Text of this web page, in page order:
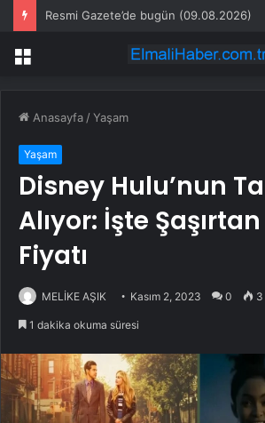
Resmi Gazete’de bugün (09.08.2026)
Menü
Anasayfa /Yaşam
Yaşam
Disney Hulu’nun
Alıyor: İşte
Fiyatı
MELİKE AŞIK Kasım 2, 2023 0 3
1 dakika okuma süresi